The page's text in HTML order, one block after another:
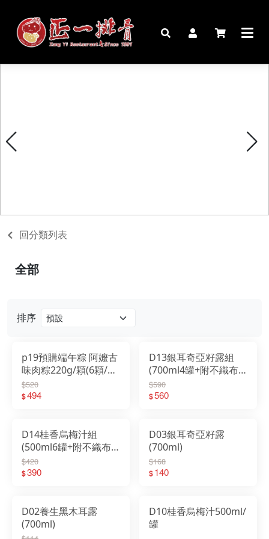
門市資訊
回分類列表
排序
p19預購端午粽 阿嬤古
味肉粽220g/顆(6顆/
串)2026/5/25日起出貨
$520
$494
D13銀耳奇亞籽露組
(700ml4罐+附不織布
袋)
$590
$560
D14桂香烏梅汁組
(500ml6罐+附不織布
袋)
$420
$390
D03銀耳奇亞籽露
(700ml)
$168
$140
D02養生黑木耳露
(700ml)
D10桂香烏梅汁500ml/
罐
全部